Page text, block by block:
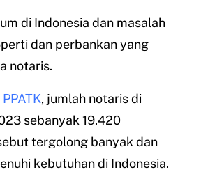
di Indonesia dan masalah
dan perbankan yang
notaris.
PPATK, jumlah notaris di
sebanyak 19.420
tergolong banyak dan
kebutuhan di Indonesia.